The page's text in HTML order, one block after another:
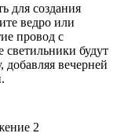
для создания
ведро или
провод с
светильники будут
добавляя вечерней